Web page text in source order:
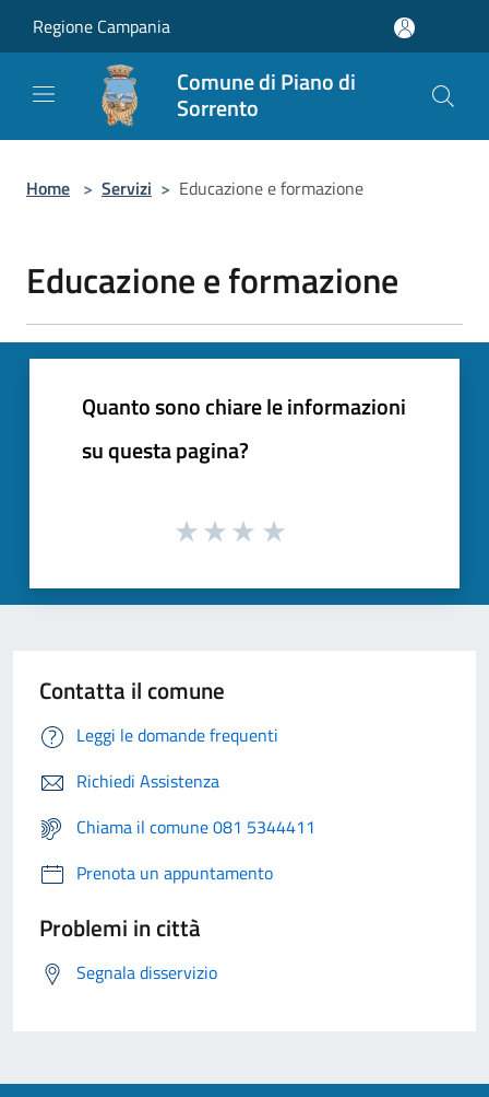
Regione Campania
Comune di Piano di
Sorrento
Home > Servizi > Educazione e formazione
Educazione e formazione
Quanto sono chiare le informazioni
su questa pagina?
Contatta il comune
Leggi le domande frequenti
Richiedi Assistenza
Chiama il comune 081 5344411
Prenota un appuntamento
Problemi in città
Segnala disservizio